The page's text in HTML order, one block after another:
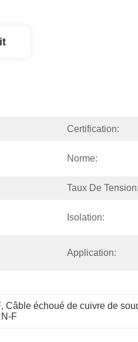
Certification:
Norme:
Taux De Tension:
Isolation:
Application:
, Câble échoué de cuivre de
F